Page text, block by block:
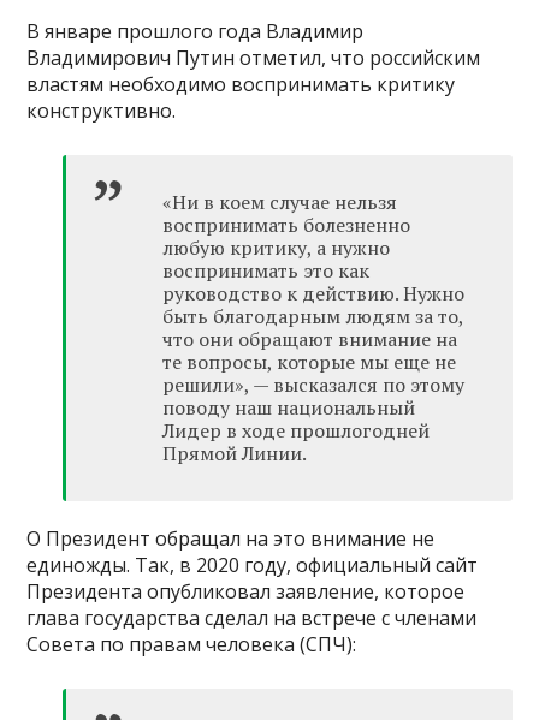
В январе прошлого года Владимир
Владимирович Путин отметил, что российским
властям необходимо воспринимать критику
конструктивно.
«Ни в коем случае нельзя
воспринимать болезненно
любую критику, а нужно
воспринимать это как
руководство к действию. Нужно
быть благодарным людям за то,
что они обращают внимание на
те вопросы, которые мы еще не
решили», — высказался по этому
поводу наш национальный
Лидер в ходе прошлогодней
Прямой Линии.
О Президент обращал на это внимание не
единожды. Так, в 2020 году, официальный сайт
Президента опубликовал заявление, которое
глава государства сделал на встрече с членами
Совета по правам человека (СПЧ):